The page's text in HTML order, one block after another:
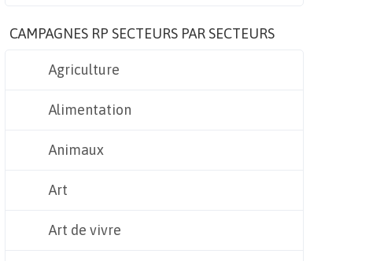
CAMPAGNES RP SECTEURS PAR SECTEURS
Agriculture
Alimentation
Animaux
Art
Art de vivre